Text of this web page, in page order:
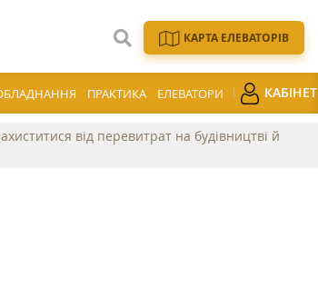
КАРТА ЕЛЕВАТОРІВ
ПРАКТИКА ЕЛЕВАТОРИ КАБІНЕТ
від перевитрат на будівництві й